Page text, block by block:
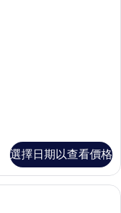
選擇日期以查看價格
160 | 低過敏寢具、